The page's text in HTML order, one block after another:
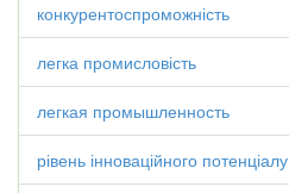
конкурентоспроможність
легка промисловість
легкая промышленность
рівень інноваційного потенціалу